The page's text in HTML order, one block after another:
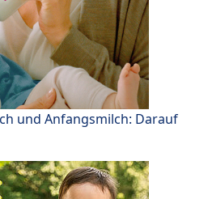
und Anfangsmilch: Darauf